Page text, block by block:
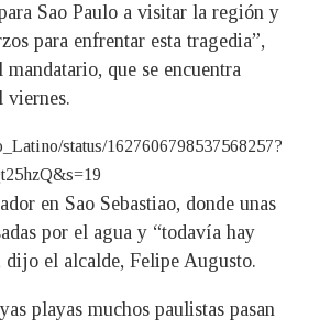
Sao Paulo a visitar la región y
para enfrentar esta tragedia”,
que se encuentra
viernes.
status/1627606798537568257?
en Sao Sebastiao, donde unas
por el agua y “todavía hay
dijo el alcalde, Felipe Augusto.
playas muchos paulistas pasan